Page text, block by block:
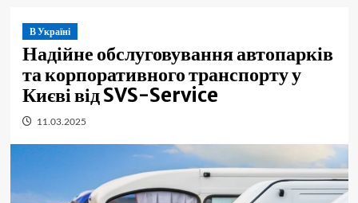
В Україні
Надійне обслуговування автопарків
та корпоративного транспорту у
Києві від SVS-Service
11.03.2025